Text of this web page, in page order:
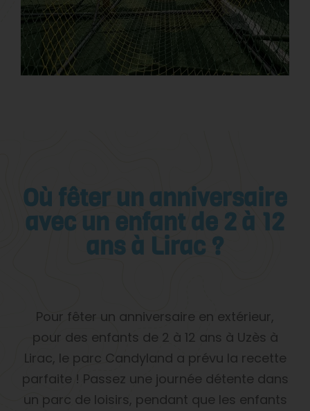
Où fêter un anniversaire
avec un enfant de 2 à 12
ans à Lirac ?
Pour fêter un anniversaire en extérieur,
pour des enfants de 2 à 12 ans à Uzès à
Lirac, le parc Candyland a prévu la recette
parfaite ! Passez une journée détente dans
un parc de loisirs, pendant que les enfants